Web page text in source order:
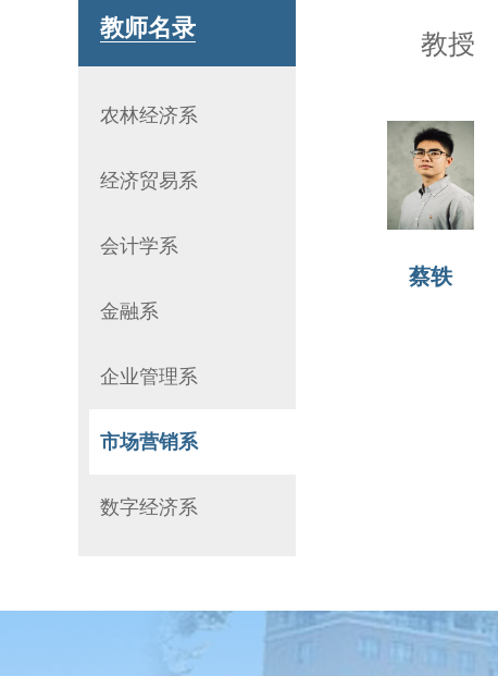
教师名录
农林经济系
经济贸易系
会计学系
金融系
企业管理系
市场营销系
数字经济系
教授
蔡轶